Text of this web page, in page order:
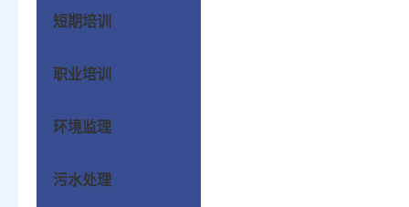
短期培训
职业培训
环境监理
污水处理